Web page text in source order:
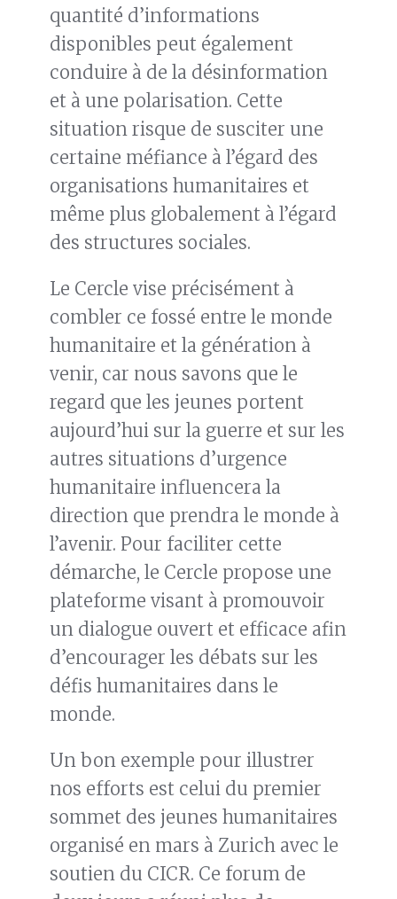
quantité d’informations
disponibles peut également
conduire à de la désinformation
et à une polarisation. Cette
situation risque de susciter une
certaine méfiance à l’égard des
organisations humanitaires et
même plus globalement à l’égard
des structures sociales.
Le Cercle vise précisément à
combler ce fossé entre le monde
humanitaire et la génération à
venir, car nous savons que le
regard que les jeunes portent
aujourd’hui sur la guerre et sur les
autres situations d’urgence
humanitaire influencera la
direction que prendra le monde à
l’avenir. Pour faciliter cette
démarche, le Cercle propose une
plateforme visant à promouvoir
un dialogue ouvert et efficace afin
d’encourager les débats sur les
défis humanitaires dans le
monde.
Un bon exemple pour illustrer
nos efforts est celui du premier
sommet des jeunes humanitaires
organisé en mars à Zurich avec le
soutien du CICR. Ce forum de